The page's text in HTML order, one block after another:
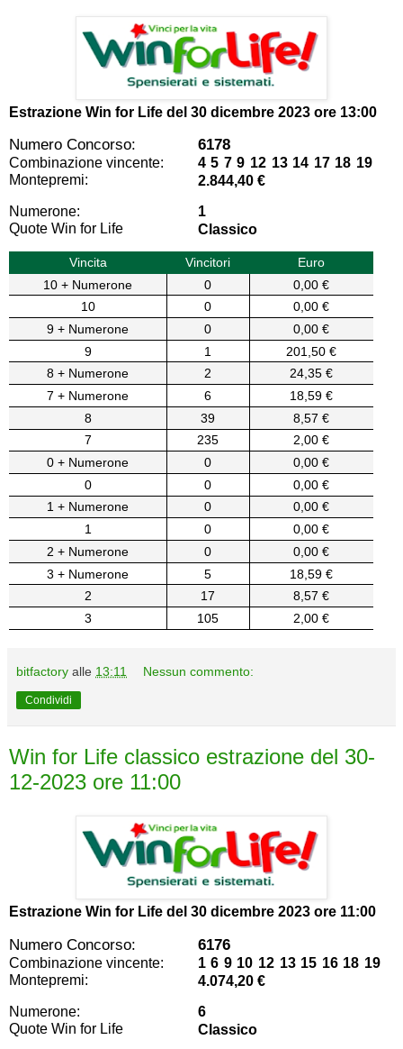
Estrazione Win for Life del 30 dicembre 2023 ore 13:00
Numero Concorso: 6178
Combinazione vincente:
4 5 7 9 12 13 14 17 18 19
Montepremi:
2.844,40 €
Numerone:
1
Quote Win for Life
Classico
Vincita Vincitori
Euro
10 + Numerone
0
0,00 €
10
0
0,00 €
9 + Numerone
0
0,00 €
9
1
201,50 €
8 + Numerone
2
24,35 €
7 + Numerone
6
18,59 €
8
39
8,57 €
7
235
2,00 €
0 + Numerone
0
0,00 €
0
0
0,00 €
1 + Numerone
0
0,00 €
1
0
0,00 €
2 + Numerone
0
0,00 €
3 + Numerone
5
18,59 €
2
17
8,57 €
3
105 2,00 €
bitfactory alle 13:11 Nessun commento:
Condividi
Win for Life classico estrazione del 30-
12-2023 ore 11:00
Estrazione Win for Life del 30 dicembre 2023 ore 11:00
Numero Concorso: 6176
Combinazione vincente:
1 6 9 10 12 13 15 16 18 19
Montepremi:
4.074,20 €
Numerone:
6
Quote Win for Life
Classico